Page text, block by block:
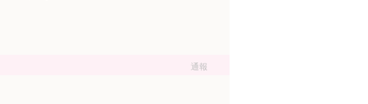
通報